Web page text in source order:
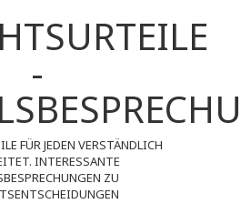
-
FÜR JEDEN VERSTÄNDLICH
INTERESSANTE
ZU